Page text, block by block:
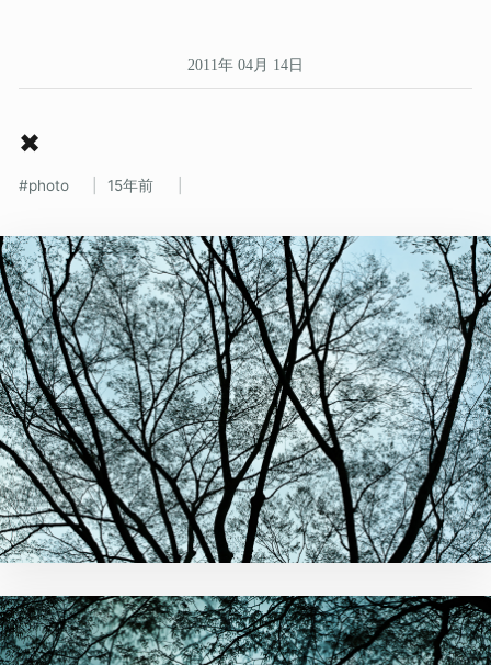
2011年 04月 14日
✖
photo 15年前